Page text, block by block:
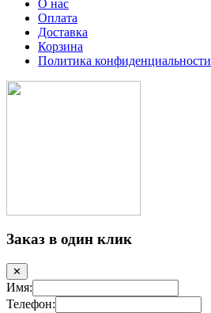
О нас
Оплата
Доставка
Корзина
Политика конфиденциальности
Заказ в один клик
✕
Имя:
Телефон: